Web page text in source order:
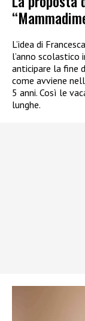
L’idea di
l’anno scolastico
anticipare la fine
come avviene
5 anni. Così le
lunghe.